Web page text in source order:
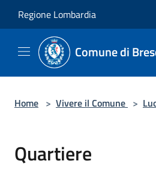
Regione Lombardia
Comune di
Home > Vivere il Comune >
Quartiere